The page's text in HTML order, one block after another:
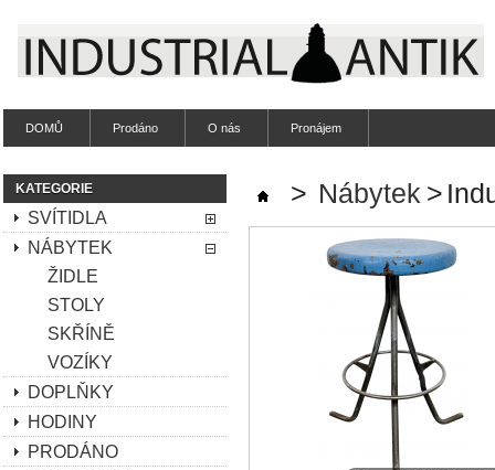
DOMŮ Prodáno O nás Pronájem
KATEGORIE
SVÍTIDLA
NÁBYTEK
ŽIDLE
STOLY
SKŘÍNĚ
VOZÍKY
DOPLŇKY
HODINY
PRODÁNO
> Nábytek >